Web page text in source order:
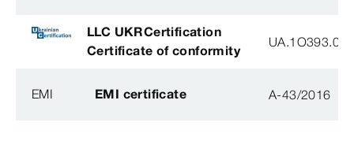
LLC UKRCertification
Certificate of conformity
EMI EMI certificate A-43/2016